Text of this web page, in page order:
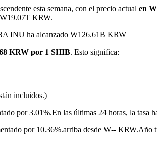
esta semana, con el precio actual en
₩19.07T KRW.
INU ha alcanzado ₩126.61B KRW
KRW por 1 SHIB. Esto significa:
incluidos.)
por 3.01%.En las últimas 24 horas, la
por 10.36%.arriba desde ₩-- KRW.Año